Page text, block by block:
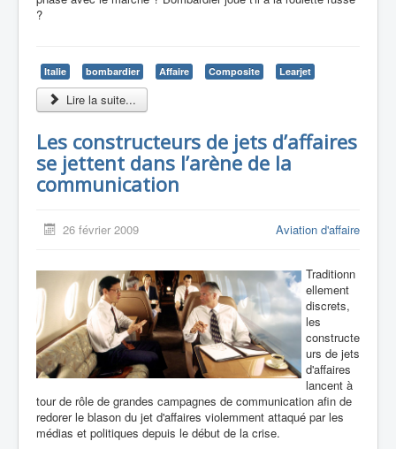
?
Italie bombardier Affaire Composite Learjet
Lire la suite...
Les constructeurs de jets d’affaires
se jettent dans l’arène de la
communication
26 février 2009 Aviation d'affaire
Traditionn
ellement
discrets,
les
constructe
urs de jets
d'affaires
lancent à
tour de rôle de grandes campagnes de communication afin de
redorer le blason du jet d'affaires violemment attaqué par les
médias et politiques depuis le début de la crise.